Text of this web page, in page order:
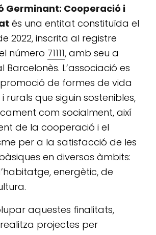
Germinant: Cooperació i
és una entitat constituïda el
2022, inscrita al registre
número 71111, amb seu a
Barcelonès. L’associació es
de formes de vida
rurals que siguin sostenibles,
com socialment, així
de la cooperació i el
per a la satisfacció de les
en diversos àmbits:
energètic, de
aquestes finalitats,
projectes per